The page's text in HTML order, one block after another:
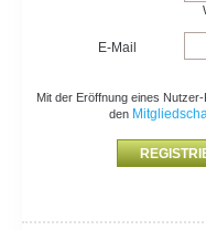
E-Mail
Mit der Eröffnung eines
den